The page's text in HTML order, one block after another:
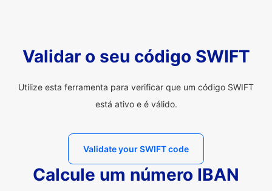
Validar o seu código SWIFT
Utilize esta ferramenta para verificar que um código SWIFT
está ativo e é válido.
Validate your SWIFT code
Calcule um número IBAN